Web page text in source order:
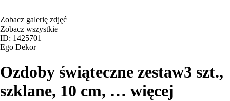
Zobacz galerię zdjęć
Zobacz wszystkie
ID: 1425701
Ego Dekor
Ozdoby świąteczne zestaw3 szt.,
szklane, 10 cm, … więcej